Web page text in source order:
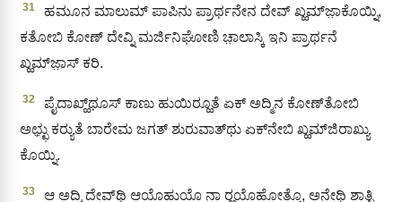
31
ಹಮೂನ ಮಾಲುಮ್‌ ಪಾಪಿನು ಪ್ರಾರ್ಥನೇನ ದೇವ್ ಖ್ಹಮ್‌ಜಾ಼ಕೊಯ್ನಿ,
ಕತೋಬಿ ಕೋಣ್ ದೇವ್ನಿ ಮರ್ಜಿನಿಘೋಣಿ ಚಾ಼ಲಾಸ್ಕಿ ಇನಿ ಪ್ರಾರ್ಥನೆ
ಖ್ಹಮ್‌ಜಾ಼ಸ್‌ ಕರಿ.
32
ಪೈದಾಖ್ಹ್‌ಥೂಸ್‌ ಕಾಣು ಹುಯಿರ‍್ಹೂತೆ ಏಕ್‌ ಅದ್ಮಿನ ಕೋಣ್‌ತೋಬಿ
ಅಛ್ಛು಼ ಕರ‍್ಯುತೆ ಬಾರೇಮ ಜಗತ್‌ ಶುರುವಾತ್‌ಥು ಏಕ್‌ನೇಬಿ ಖ್ಹಮ್‌ಜಿರಾಖ್ಯು
ಕೊಯ್ನಿ.
33
ಆ ಅದ್ಮಿ ದೇವ್‍ಥಿ ಆಯೊಹುಯೊ ನಾ ರ‍್ಹಯೊಹೋತ್ತೊ, ಅನೇಥಿ ಶಾತ್ಬಿ